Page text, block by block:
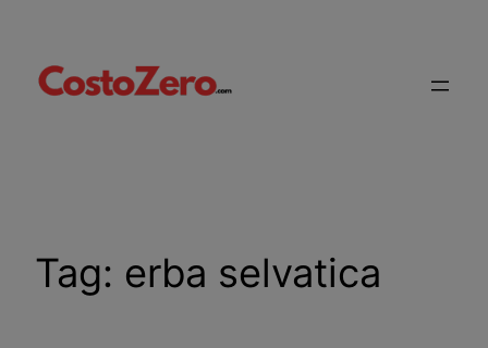
contenuto
Tag: erba selvatica